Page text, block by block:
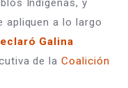
Indígenas, y
apliquen a lo largo
Galina
de la Coalición